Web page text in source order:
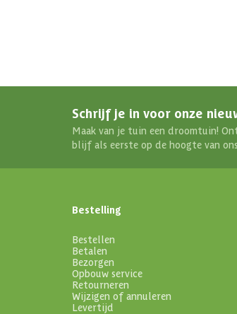
Schrijf je in voor onze
Maak van je tuin een droomtuin!
blijf als eerste op de hoogte van
Bestelling
Bestellen
Betalen
Bezorgen
Opbouw service
Retourneren
Wijzigen of annuleren
Levertijd